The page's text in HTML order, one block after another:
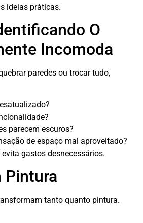
ideias práticas.
O
Incomoda
paredes ou trocar tudo,
parecem escuros?
de espaço mal aproveitado?
gastos desnecessários.
Pintura
tanto quanto pintura.